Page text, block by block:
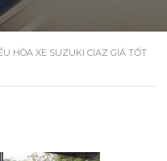
HÒA XE SUZUKI CIAZ GIÁ TỐT